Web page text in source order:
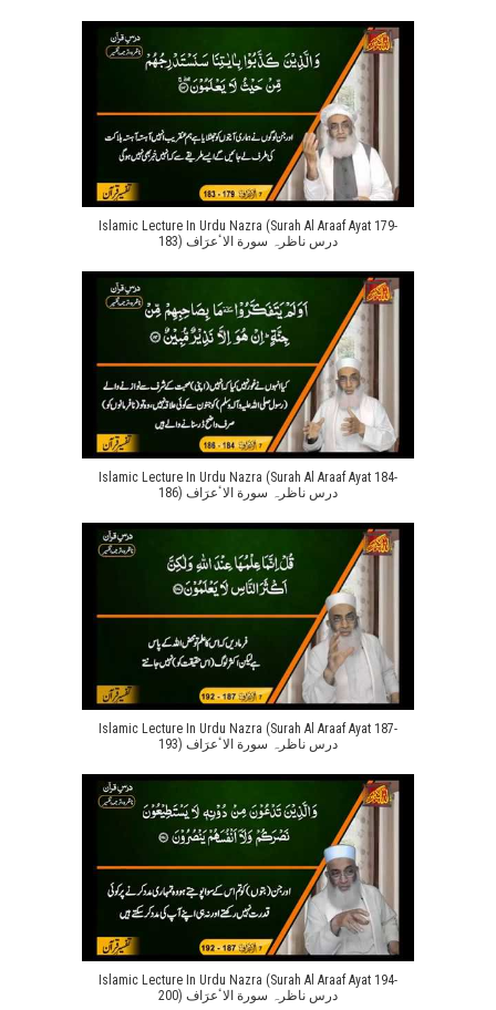
Islamic Lecture In Urdu Nazra (Surah Al Araaf Ayat 179-
183) درس ناظرہ سورة الاٴعرَاف
Islamic Lecture In Urdu Nazra (Surah Al Araaf Ayat 184-
186) درس ناظرہ سورة الاٴعرَاف
Islamic Lecture In Urdu Nazra (Surah Al Araaf Ayat 187-
193) درس ناظرہ سورة الاٴعرَاف
Islamic Lecture In Urdu Nazra (Surah Al Araaf Ayat 194-
200) درس ناظرہ سورة الاٴعرَاف